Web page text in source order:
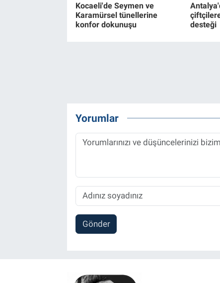
Kocaeli'de Seymen ve
Karamürsel tünellerine
konfor dokunuşu
desteği
Yorumlar
Gönder